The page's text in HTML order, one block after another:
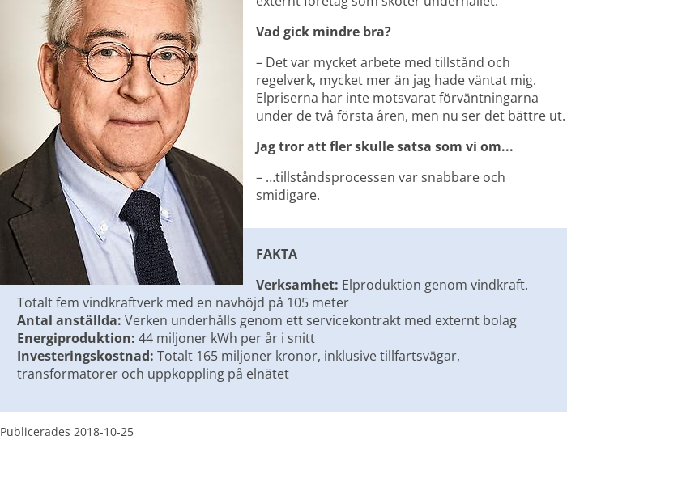
Vad gick mindre bra?
– Det var mycket arbete med tillstånd och
regelverk, mycket mer än jag hade väntat mig.
Elpriserna har inte motsvarat förväntningarna
under de två första åren, men nu ser det bättre ut.
Jag tror att fler skulle satsa som vi om...
– …tillståndsprocessen var snabbare och
smidigare.
FAKTA
Verksamhet: Elproduktion genom vindkraft.
Totalt fem vindkraftverk med en navhöjd på 105 meter
Antal anställda: Verken underhålls genom ett servicekontrakt med externt bolag
Energiproduktion: 44 miljoner kWh per år i snitt
Investeringskostnad: Totalt 165 miljoner kronor, inklusive tillfartsvägar,
transformatorer och uppkoppling på elnätet
Publicerades 2018-10-25